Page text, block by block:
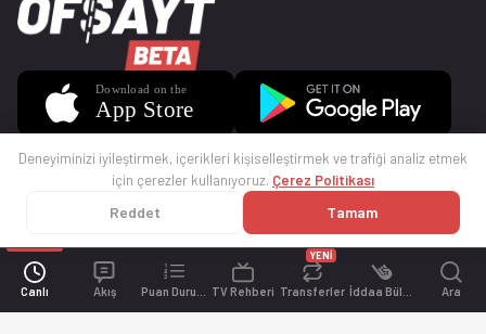
Canlı Akış TV Rehberi Transferler
YENİ
Ara
© 2025 Ofsayt
Deneyiminizi iyileştirmek, içerikleri kişiselleştirmek ve trafiği analiz etmek
için çerezler kullanıyoruz. Çerez Politikası
Reddet Tamam